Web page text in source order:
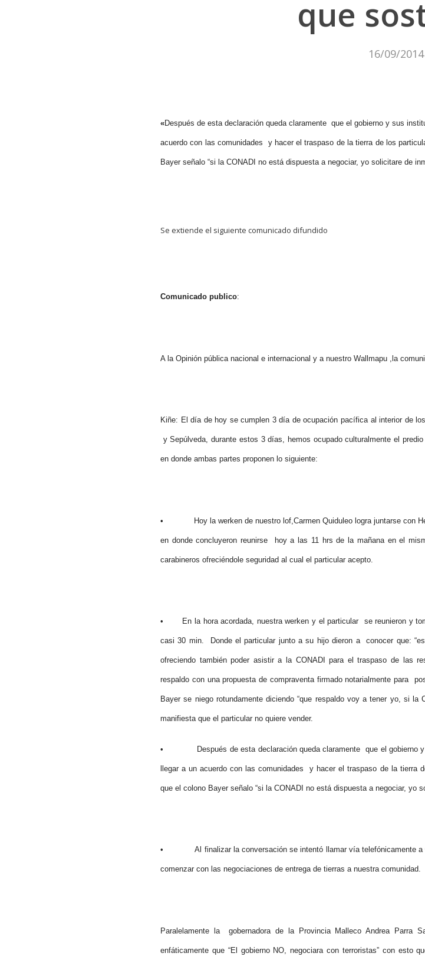
Hit enter to search or ESC to close
que
16/09/2014
«Después de esta declaración queda claramente que el gobierno y sus
acuerdo con las comunidades y hacer el traspaso de la tierra de los
Bayer señalo “si la CONADI no está dispuesta a negociar, yo solicitare de
Se extiende el siguiente comunicado difundido
Comunicado publico:
A la Opinión pública nacional e internacional y a nuestro Wallmapu ,la
Kiñe: El día de hoy se cumplen 3 día de ocupación pacífica al interior de
y Sepúlveda, durante estos 3 días, hemos ocupado culturalmente el
en donde ambas partes proponen lo siguiente:
• Hoy la werken de nuestro lof,Carmen Quiduleo logra juntarse con
en donde concluyeron reunirse hoy a las 11 hrs de la mañana en el
carabineros ofreciéndole seguridad al cual el particular acepto.
• En la hora acordada, nuestra werken y el particular se reunieron y
casi 30 min. Donde el particular junto a su hijo dieron a conocer que:
ofreciendo también poder asistir a la CONADI para el traspaso de las
respaldo con una propuesta de compraventa firmado notarialmente para
Bayer se niego rotundamente diciendo “que respaldo voy a tener yo, si
manifiesta que el particular no quiere vender.
• Después de esta declaración queda claramente que el gobierno y
llegar a un acuerdo con las comunidades y hacer el traspaso de la tierra
que el colono Bayer señalo “si la CONADI no está dispuesta a negociar, yo
• Al finalizar la conversación se intentó llamar vía telefónicamente a
comenzar con las negociaciones de entrega de tierras a nuestra comunidad.
Paralelamente la gobernadora de la Provincia Malleco Andrea
enfáticamente que “El gobierno NO, negociara con terroristas” con esto